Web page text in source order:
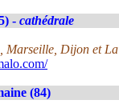
- cathédrale
Marseille, Dijon et
(84)